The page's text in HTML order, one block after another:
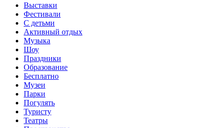
Выставки
Фестивали
С детьми
Активный отдых
Музыка
Шоу
Праздники
Образование
Бесплатно
Музеи
Парки
Погулять
Туристу
Театры